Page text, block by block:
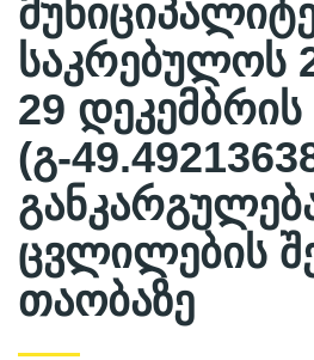
საკრებულოს
29 დეკემბრის
(გ-
ცვლილების
თაობაზე